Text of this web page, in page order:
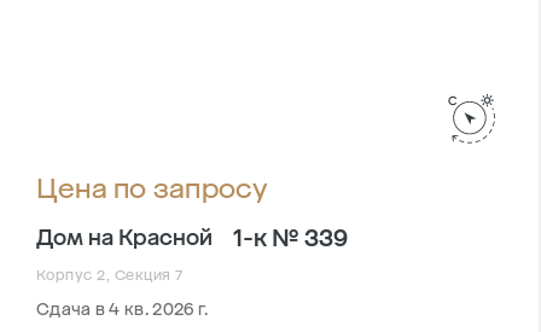
Цена по запросу
Дом на Красной 1-к № 339
Корпус 2, Секция 7
Сдача в 4 кв. 2026 г.